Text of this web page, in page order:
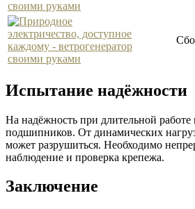
Испытание надёжности
На надёжность при длительной работе
подшипников. От динамических
может разрушиться. Необходимо
наблюдение и проверка крепежа.
Заключение